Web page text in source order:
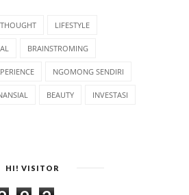
LIFESTYLE
BRAINSTROMING
NGOMONG SENDIRI
BEAUTY INVESTASI
HI! VISITOR